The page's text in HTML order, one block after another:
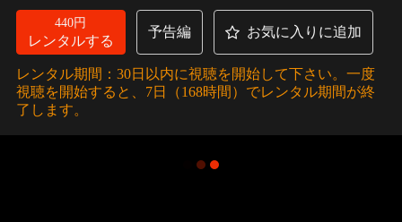
で浮かび上がった人物は…。
440円
レンタルする
予告編 お気に入りに追加
レンタル期間：30日以内に視聴を開始して下さい。一度
視聴を開始すると、7日（168時間）でレンタル期間が終
了します。